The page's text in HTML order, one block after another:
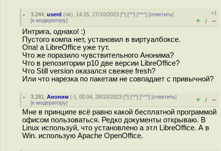
3.244 ,userd (ok), 14:25, 27/10/2023 [^] [^^] [^^^] [ответить]
[к модератору]
+1
+ / –
Интрига, однако! :)
Пустого компа нет, установил в виртуалбоксе.
Опа! а LibreOffice уже тут.
Что же поразило чувствительного Анонима?
Что в репозитории p10 две версии LibreOffice?
Что Still version оказался свежее fresh?
Или что нарезка по пакетам не совпадает с привычной?
3.281 ,Аноним (-), 00:04, 28/10/2023 [^] [^^] [^^^] [ответить]
[к модератору] + / –
Мне в принципе всё равно какой бесплатной программой
офисом пользоваться. Редко документы открываю. В
Linux используй, что установлено а этл LibreOffice. А в
Win. использую Apache OpenOffice.